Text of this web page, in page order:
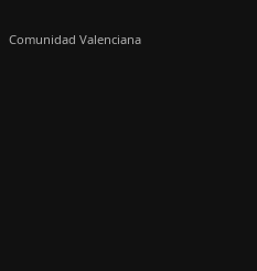
Comunidad Valenciana